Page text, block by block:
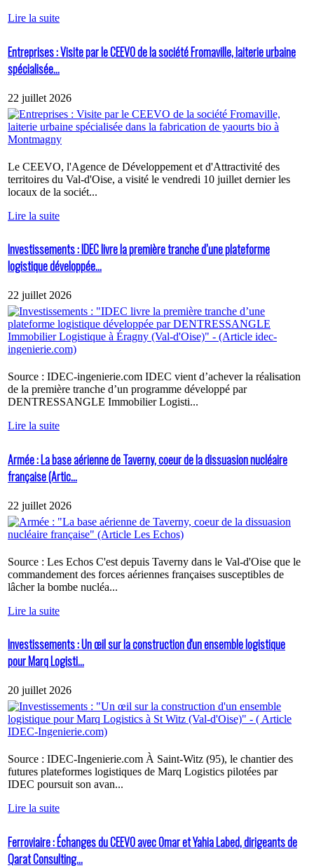
Lire la suite
Entreprises : Visite par le CEEVO de la société Fromaville, laiterie urbaine
spécialisée...
22 juillet 2026
Le CEEVO, l'Agence de Développement et d'Attractivité des
territoires du Val-d'Oise, a visité le vendredi 10 juillet dernier les
locaux de la sociét...
Lire la suite
Investissements : IDEC livre la première tranche d’une plateforme
logistique développée...
22 juillet 2026
Source : IDEC-ingenierie.com IDEC vient d’achever la réalisation
de la première tranche d’un programme développé par
DENTRESSANGLE Immobilier Logisti...
Lire la suite
Armée : La base aérienne de Taverny, coeur de la dissuasion nucléaire
française (Artic...
22 juillet 2026
Source : Les Echos C'est depuis Taverny dans le Val-d'Oise que le
commandement des forces aériennes françaises susceptibles de
lâcher la bombe nucléa...
Lire la suite
Investissements : Un œil sur la construction d'un ensemble logistique
pour Marq Logisti...
20 juillet 2026
Source : IDEC-Ingenierie.com À Saint-Witz (95), le chantier des
futures plateformes logistiques de Marq Logistics pilotées par
IDEC poursuit son avan...
Lire la suite
Ferroviaire : Échanges du CEEVO avec Omar et Yahia Labed, dirigeants de
Qarat Consulting...